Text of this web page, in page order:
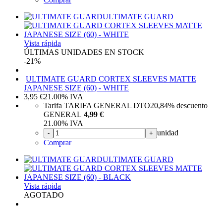
ULTIMATE GUARD
Vista rápida
ÚLTIMAS UNIDADES EN STOCK
-21%
ULTIMATE GUARD CORTEX SLEEVES MATTE
JAPANESE SIZE (60) - WHITE
3,95 €21.00% IVA
Tarifa TARIFA GENERAL DTO20,84% descuento
GENERAL 4,99 €
21.00% IVA
- + unidad
Comprar
ULTIMATE GUARD
Vista rápida
AGOTADO